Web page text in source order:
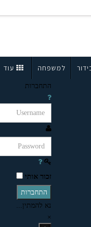
למשפחה עוד
התחברות
זכור אותי
התחברות
נא להמתין...
×